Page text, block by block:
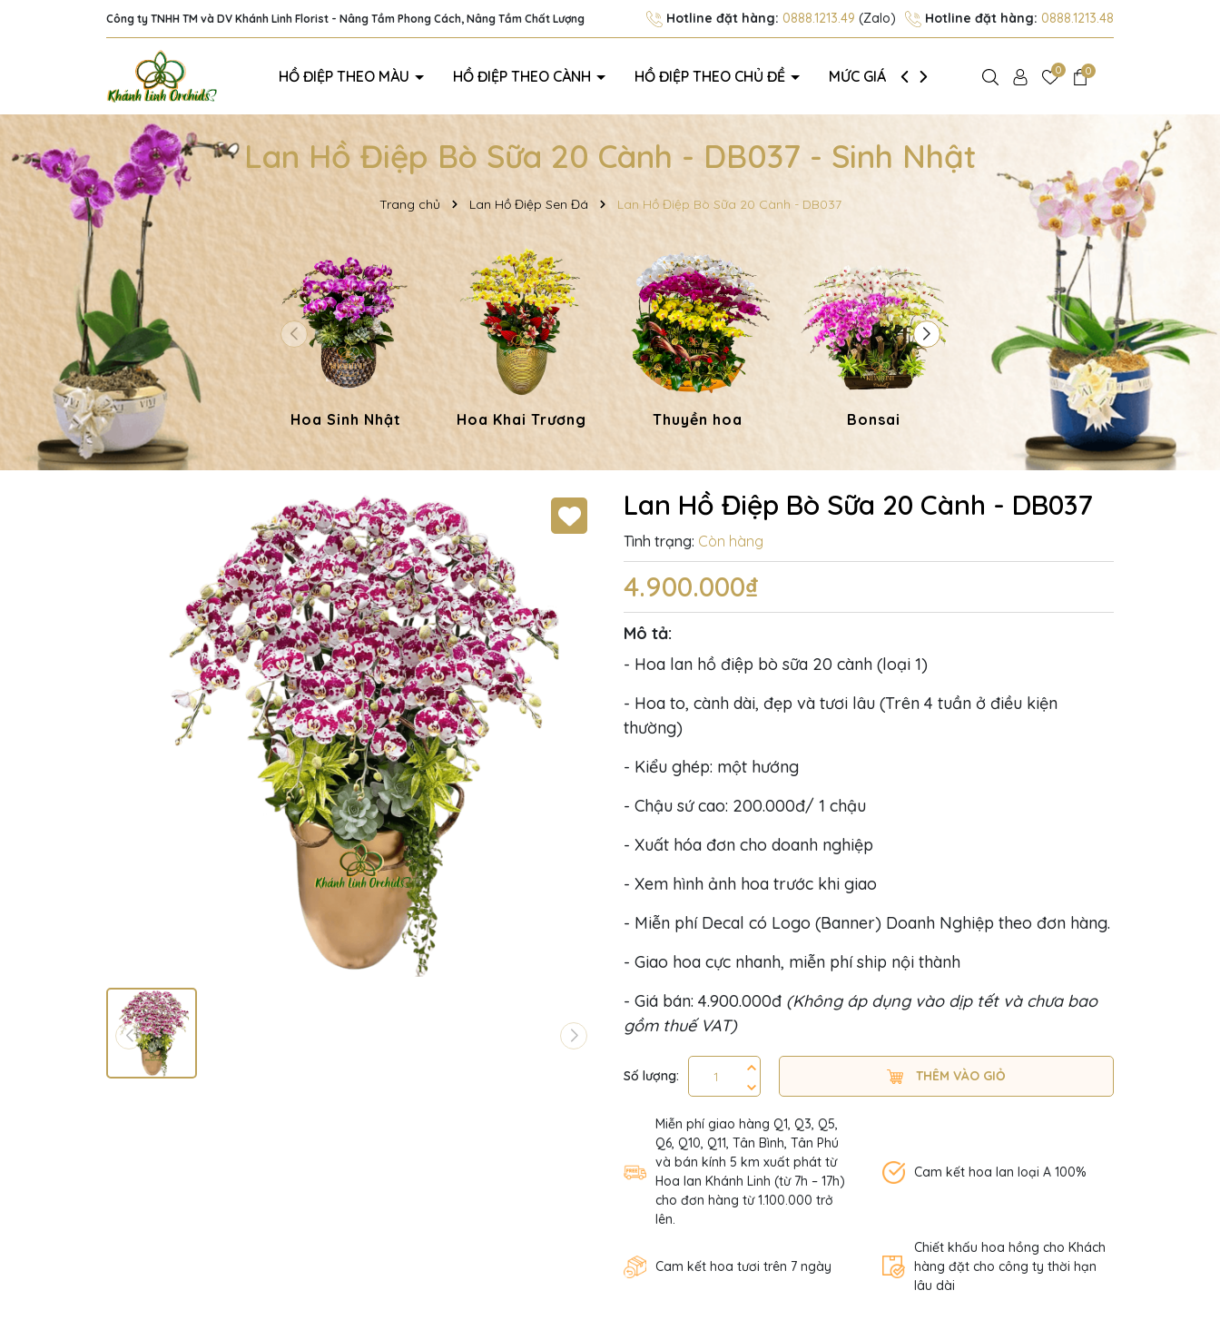
Công ty TNHH TM và DV Khánh Linh Florist - Nâng Tầm Phong Cách, Nâng Tầm Chất Lượng Hotline đặt hàng: 0888.1213.49 (Zalo) Hotline đặt hàng: 0888.1213.48
HỒ ĐIỆP THEO MÀU HỒ ĐIỆP THEO CÀNH HỒ ĐIỆP THEO CHỦ ĐỀ MỨC GIÁ GIỚI THIỆU 0 0
Lan Hồ Điệp Bò Sữa 20 Cành - DB037 - Sinh Nhật
Trang chủ Lan Hồ Điệp Sen Đá Lan Hồ Điệp Bò Sữa 20 Cành - DB037
Hoa Sinh Nhật Hoa Khai Trương Thuyền hoa Bonsai Hoa Dâng Phật
Lan Hồ Điệp Bò Sữa 20 Cành - DB037
Tình trạng: Còn hàng
4.900.000₫
Mô tả:
- Hoa lan hồ điệp bò sữa 20 cành (loại 1)
- Hoa to, cành dài, đẹp và tươi lâu (Trên 4 tuần ở điều kiện
thường)
- Kiểu ghép: một hướng
- Chậu sứ cao: 200.000đ/ 1 chậu
- Xuất hóa đơn cho doanh nghiệp
- Xem hình ảnh hoa trước khi giao
- Miễn phí Decal có Logo (Banner) Doanh Nghiệp theo đơn hàng.
- Giao hoa cực nhanh, miễn phí ship nội thành
- Giá bán: 4.900.000đ (Không áp dụng vào dịp tết và chưa bao
gồm thuế VAT)
Số lượng: THÊM VÀO GIỎ
Miễn phí giao hàng Q1, Q3, Q5,
Q6, Q10, Q11, Tân Bình, Tân Phú
và bán kính 5 km xuất phát từ
Hoa lan Khánh Linh (từ 7h – 17h)
cho đơn hàng từ 1.100.000 trở
lên.
Cam kết hoa lan loại A 100%
Cam kết hoa tươi trên 7 ngày
Chiết khấu hoa hồng cho Khách
hàng đặt cho công ty thời hạn
lâu dài